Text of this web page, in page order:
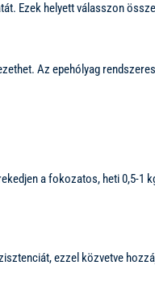
Ezek helyett válasszon
Az epehólyag
a fokozatos, heti 0,5-
ezzel közvetve